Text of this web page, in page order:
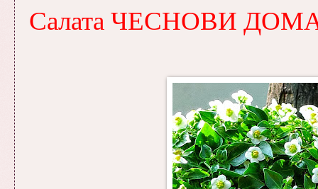
Салата ЧЕСНОВИ